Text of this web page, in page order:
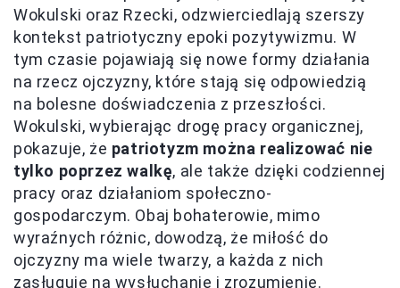
Wokulski oraz Rzecki, odzwierciedlają szerszy
kontekst patriotyczny epoki pozytywizmu. W
tym czasie pojawiają się nowe formy działania
na rzecz ojczyzny, które stają się odpowiedzią
na bolesne doświadczenia z przeszłości.
Wokulski, wybierając drogę pracy organicznej,
pokazuje, że patriotyzm można realizować nie
tylko poprzez walkę, ale także dzięki codziennej
pracy oraz działaniom społeczno-
gospodarczym. Obaj bohaterowie, mimo
wyraźnych różnic, dowodzą, że miłość do
ojczyzny ma wiele twarzy, a każda z nich
zasługuje na wysłuchanie i zrozumienie.